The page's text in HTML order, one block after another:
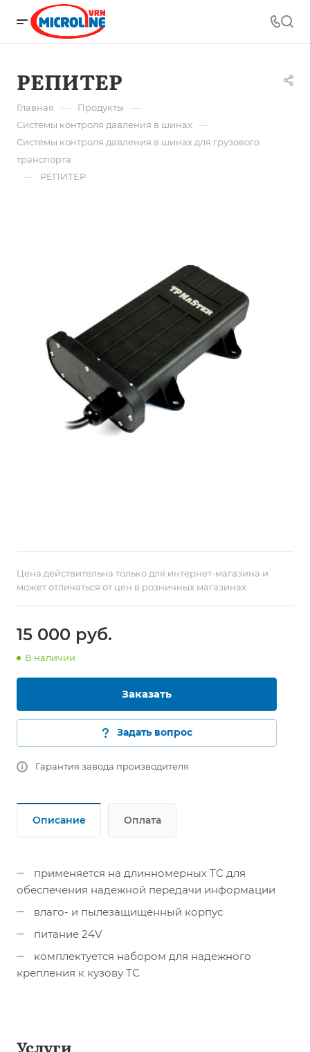
РЕПИТЕР
Главная — Продукты —
Системы контроля давления в шинах —
Системы контроля давления в шинах для грузового
транспорта
— РЕПИТЕР
Цена действительна только для интернет-магазина и
может отличаться от цен в розничных магазинах
15 000 руб.
В наличии
Заказать
Задать вопрос
Гарантия завода производителя
Описание Оплата
применяется на длинномерных ТС для
обеспечения надежной передачи информации
влаго- и пылезащищенный корпус
питание 24V
комплектуется набором для надежного
крепления к кузову ТС
Услуги